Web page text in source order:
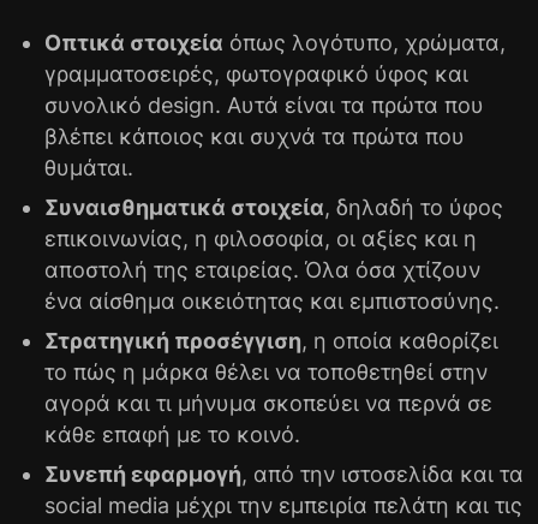
Οπτικά στοιχεία όπως λογότυπο, χρώματα,
γραμματοσειρές, φωτογραφικό ύφος και
συνολικό design. Αυτά είναι τα πρώτα που
βλέπει κάποιος και συχνά τα πρώτα που
θυμάται.
Συναισθηματικά στοιχεία, δηλαδή το ύφος
επικοινωνίας, η φιλοσοφία, οι αξίες και η
αποστολή της εταιρείας. Όλα όσα χτίζουν
ένα αίσθημα οικειότητας και εμπιστοσύνης.
Στρατηγική προσέγγιση, η οποία καθορίζει
το πώς η μάρκα θέλει να τοποθετηθεί στην
αγορά και τι μήνυμα σκοπεύει να περνά σε
κάθε επαφή με το κοινό.
Συνεπή εφαρμογή, από την ιστοσελίδα και τα
social media μέχρι την εμπειρία πελάτη και τις